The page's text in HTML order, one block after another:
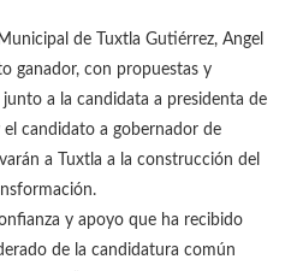
de Tuxtla Gutiérrez, Angel
ganador, con propuestas y
a la candidata a presidenta de
candidato a gobernador de
a Tuxtla a la construcción del
y apoyo que ha recibido
de la candidatura común